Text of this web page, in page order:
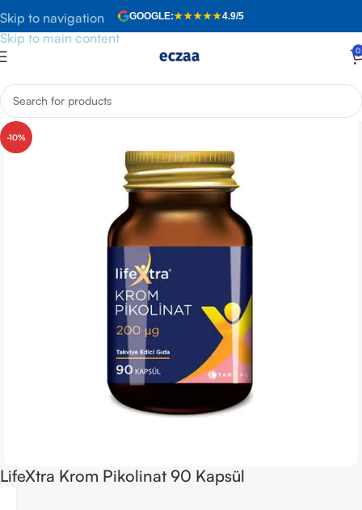
Skip to navigation
Skip to main content
GOOGLE:★★★★★4.9/5
0
Anasayfa» Mağaza
-10%
LifeXtra Krom Pikolinat 90 Kapsül